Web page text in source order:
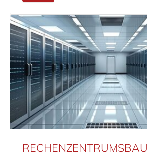
RECHENZENTRUMSBAU